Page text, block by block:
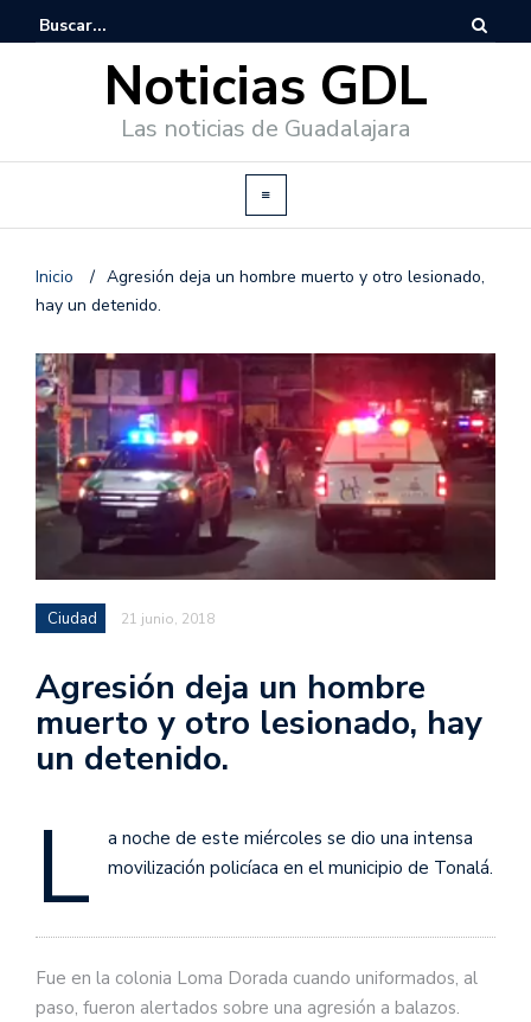
Noticias GDL
Las noticias de Guadalajara
Inicio / Agresión deja un hombre muerto y otro lesionado,
hay un detenido.
Ciudad 21 junio, 2018
Agresión deja un hombre
muerto y otro lesionado, hay
un detenido.
L
a noche de este miércoles se dio una intensa
movilización policíaca en el municipio de Tonalá.
Fue en la colonia Loma Dorada cuando uniformados, al
paso, fueron alertados sobre una agresión a balazos.